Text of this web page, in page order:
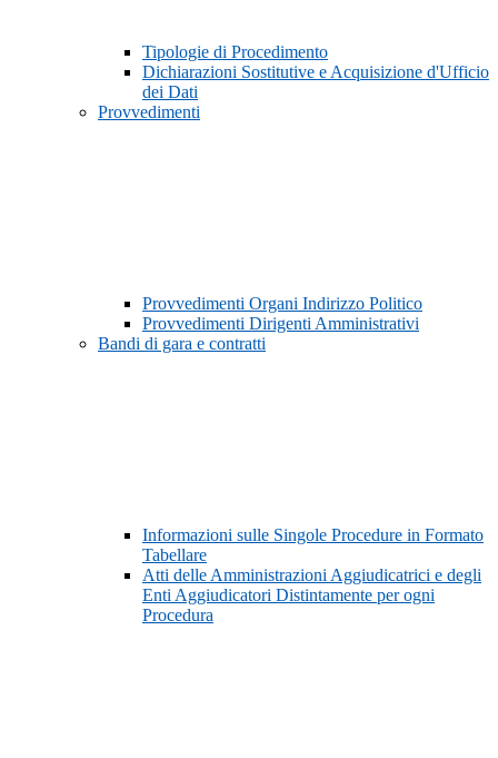
Tipologie di Procedimento
Dichiarazioni Sostitutive e Acquisizione d'Ufficio
dei Dati
Provvedimenti
Provvedimenti Organi Indirizzo Politico
Provvedimenti Dirigenti Amministrativi
Bandi di gara e contratti
Informazioni sulle Singole Procedure in Formato
Tabellare
Atti delle Amministrazioni Aggiudicatrici e degli
Enti Aggiudicatori Distintamente per ogni
Procedura